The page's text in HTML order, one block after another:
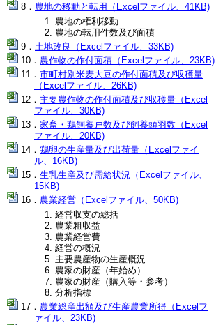
農地の移動と転用（Excelファイル、41KB)
農地の権利移動
農地の転用件数及び面積
土地改良（Excelファイル、33KB)
農作物の作付面積（Excelファイル、23KB)
市町村別米麦大豆の作付面積及び収穫量
（Excelファイル、26KB)
主要農作物の作付面積及び収穫量（Excel
ファイル、30KB)
家畜・鶏飼養戸数及び飼養頭羽数（Excel
ファイル、20KB)
鶏卵の生産量及び出荷量（Excelファイ
ル、16KB)
生乳生産及び需給状況（Excelファイル、
15KB)
農業経営（Excelファイル、50KB)
経営収支の総括
農業粗収益
農業経営費
経営の概況
主要農産物の生産概況
農家の財産（年始め）
農家の財産（購入等・参考）
分析指標
農業総産出額及び生産農業所得（Excelフ
ァイル、23KB)